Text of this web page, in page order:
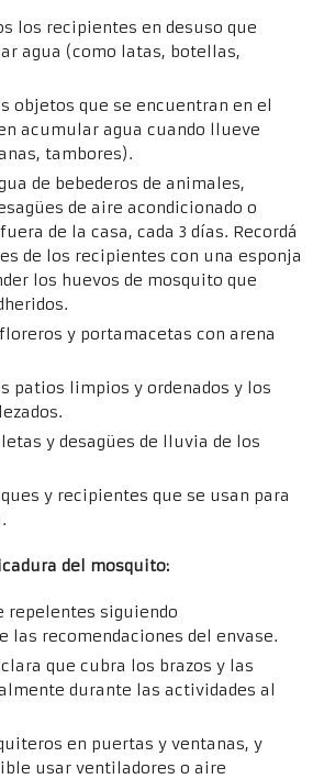
los recipientes en desuso que
agua (como latas, botellas,
objetos que se encuentran en el
acumular agua cuando llueve
tambores).
de bebederos de animales,
de aire acondicionado o
de la casa, cada 3 días. Recordá
de los recipientes con una esponja
los huevos de mosquito que
y portamacetas con arena
patios limpios y ordenados y los
y desagües de lluvia de los
y recipientes que se usan para
del mosquito:
repelentes siguiendo
las recomendaciones del envase.
que cubra los brazos y las
durante las actividades al
en puertas y ventanas, y
usar ventiladores o aire